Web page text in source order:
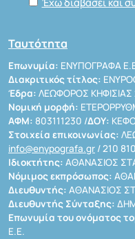
Ταυτότητα
Επωνυμία: ΕΝΥΠΟΓΡΑΦΑ
Διακριτικός τίτλος:
Έδρα: ΛΕΩΦΟΡΟΣ ΚΗΦΙΣΙΑΣ
Νομική μορφή:
ΑΦΜ: 803111230 /ΔΟΥ:
Στοιχεία επικοινωνίας:
info@enypografa.gr / 210
Ιδιοκτήτης: ΑΘΑΝΑΣΙΟΣ
Νόμιμος εκπρόσωπος:
Διευθυντής: ΑΘΑΝΑΣΙΟΣ
Διευθυντής Σύνταξης:
Επωνυμία του ονόματος
Ε.Ε.